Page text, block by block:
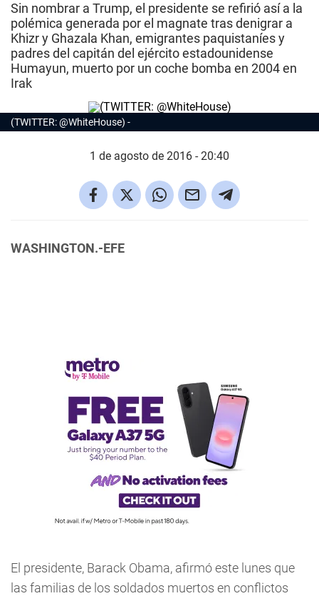
Sin nombrar a Trump, el presidente se refirió así a la
polémica generada por el magnate tras denigrar a
Khizr y Ghazala Khan, emigrantes paquistaníes y
padres del capitán del ejército estadounidense
Humayun, muerto por un coche bomba en 2004 en
Irak
(TWITTER: @WhiteHouse)
1 de agosto de 2016 - 20:40
WASHINGTON.-EFE
El presidente, Barack Obama, afirmó este lunes que
las familias de los soldados muertos en conflictos